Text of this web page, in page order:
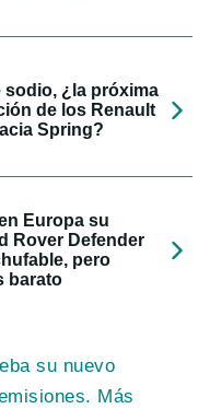
sodio, ¿la próxima
de los Renault
Spring?
Europa su
Rover Defender
pero
barato
su nuevo
Más